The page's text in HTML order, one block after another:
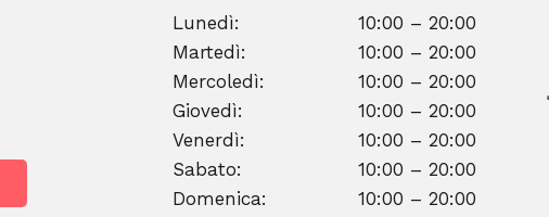
Lunedì:
10:00 – 20:00
Martedì:
10:00 – 20:00
Mercoledì:
10:00 – 20:00
Giovedì:
10:00 – 20:00
Venerdì:
10:00 – 20:00
Sabato:
10:00 – 20:00
Domenica:
10:00 – 20:00